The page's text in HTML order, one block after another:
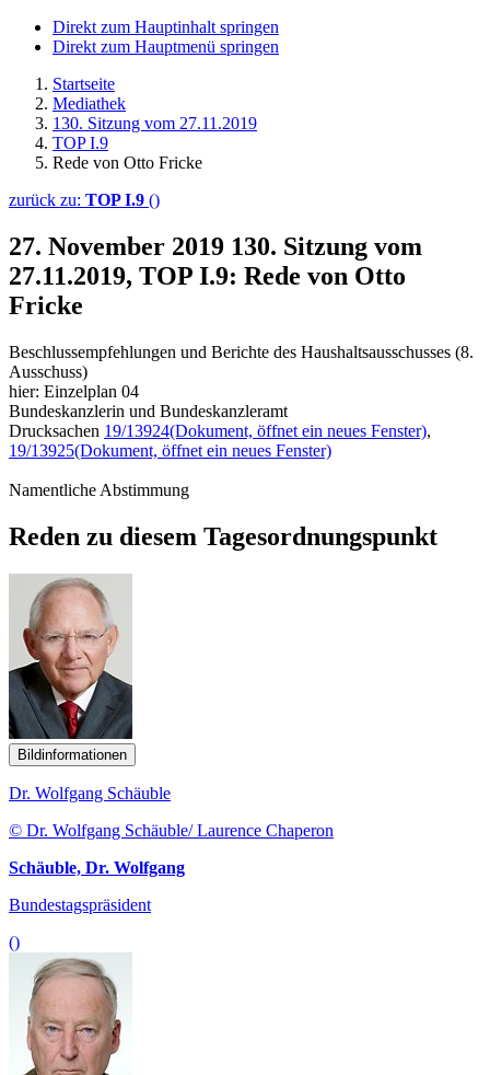
Direkt zum Hauptinhalt springen
Direkt zum Hauptmenü springen
Startseite
Mediathek
130. Sitzung vom 27.11.2019
TOP I.9
Rede von Otto Fricke
zurück zu: TOP I.9 ()
27. November 2019 130. Sitzung vom
27.11.2019, TOP I.9: Rede von Otto
Fricke
Beschlussempfehlungen und Berichte des Haushaltsausschusses (8.
Ausschuss)
hier: Einzelplan 04
Bundeskanzlerin und Bundeskanzleramt
Drucksachen 19/13924(Dokument, öffnet ein neues Fenster),
19/13925(Dokument, öffnet ein neues Fenster)
Namentliche Abstimmung
Reden zu diesem Tagesordnungspunkt
Bildinformationen
Dr. Wolfgang Schäuble
© Dr. Wolfgang Schäuble/ Laurence Chaperon
Schäuble, Dr. Wolfgang
Bundestagspräsident
()